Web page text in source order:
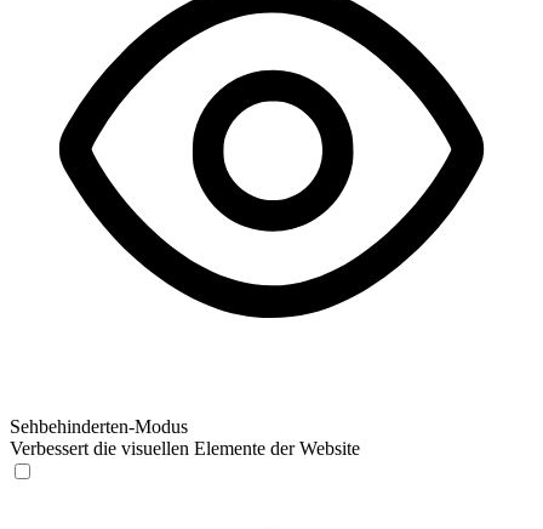
Sehbehinderten-Modus
Verbessert die visuellen Elemente der Website